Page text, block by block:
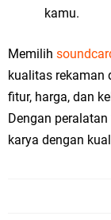
kamu.
Memilih
kualitas rekaman
fitur, harga, dan
Dengan
karya dengan